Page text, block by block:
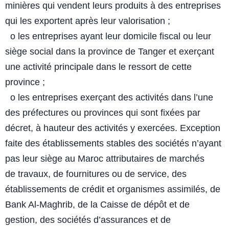
minières qui vendent leurs produits à des entreprises
qui les exportent après leur valorisation ;
o les entreprises ayant leur domicile fiscal ou leur
siège social dans la province de Tanger et exerçant
une activité principale dans le ressort de cette
province ;
o les entreprises exerçant des activités dans l’une
des préfectures ou provinces qui sont fixées par
décret, à hauteur des activités y exercées. Exception
faite des établissements stables des sociétés n’ayant
pas leur siège au Maroc attributaires de marchés
de travaux, de fournitures ou de service, des
établissements de crédit et organismes assimilés, de
Bank Al-Maghrib, de la Caisse de dépôt et de
gestion, des sociétés d’assurances et de